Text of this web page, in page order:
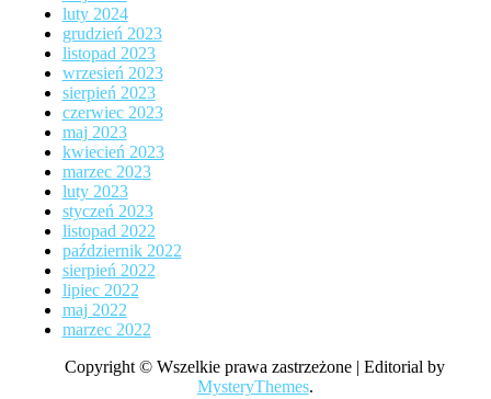
luty 2024
grudzień 2023
listopad 2023
wrzesień 2023
sierpień 2023
czerwiec 2023
maj 2023
kwiecień 2023
marzec 2023
luty 2023
styczeń 2023
listopad 2022
październik 2022
sierpień 2022
lipiec 2022
maj 2022
marzec 2022
Copyright © Wszelkie prawa zastrzeżone |Editorial by
MysteryThemes.